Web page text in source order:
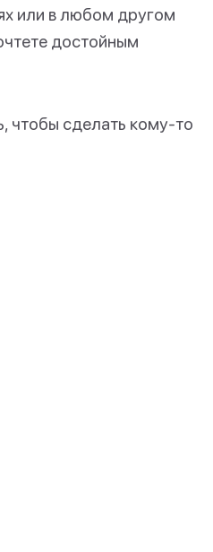
или в любом другом
достойным
чтобы сделать кому-то